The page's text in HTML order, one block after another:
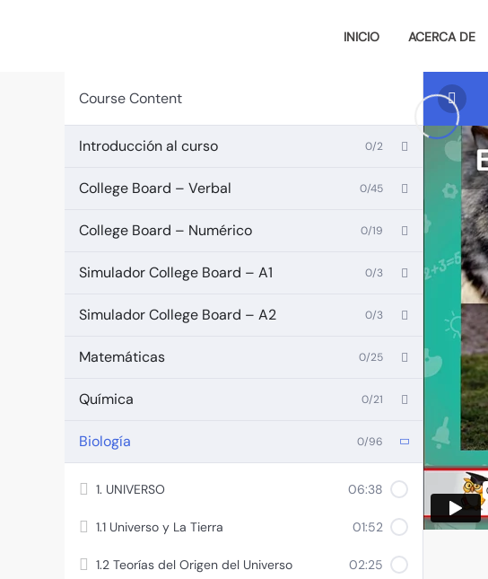
INICIO ACERCA DE
Course Content
Introducción al curso 0/2
College Board – Verbal 0/45
College Board – Numérico 0/19
Simulador College Board – A1 0/3
Simulador College Board – A2 0/3
Matemáticas 0/25
Química 0/21
Biología 0/96
1. UNIVERSO 06:38
1.1 Universo y La Tierra 01:52
1.2 Teorías del Origen del Universo 02:25